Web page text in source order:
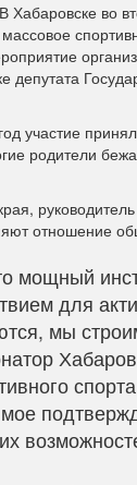
В Хабаровске во
участие
родители
отношение
мощный
для
мы